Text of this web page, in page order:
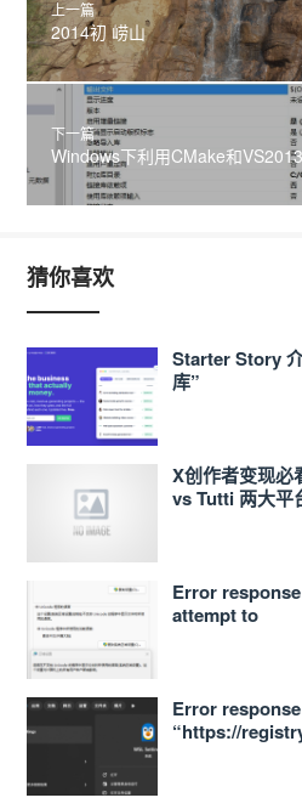
上一篇
2014初 崂山
下一篇
Windows下利用CMake和
猜你喜欢
Starter Story
库”
X创作者变现必
vs Tutti 两大平
Error
attempt to
Error
“https://